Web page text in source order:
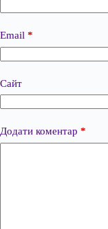
Email *
Сайт
Додати коментар *